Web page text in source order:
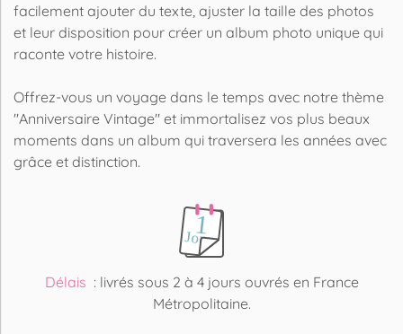
facilement ajouter du texte, ajuster la taille des photos
et leur disposition pour créer un album photo unique qui
raconte votre histoire.
Offrez-vous un voyage dans le temps avec notre thème
"Anniversaire Vintage" et immortalisez vos plus beaux
moments dans un album qui traversera les années avec
grâce et distinction.
Délais : livrés sous 2 à 4 jours ouvrés en France
Métropolitaine.